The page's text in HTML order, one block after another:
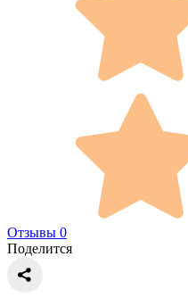
Отзывы 0
Поделится